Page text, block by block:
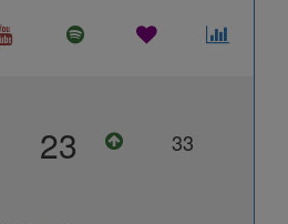
23 33